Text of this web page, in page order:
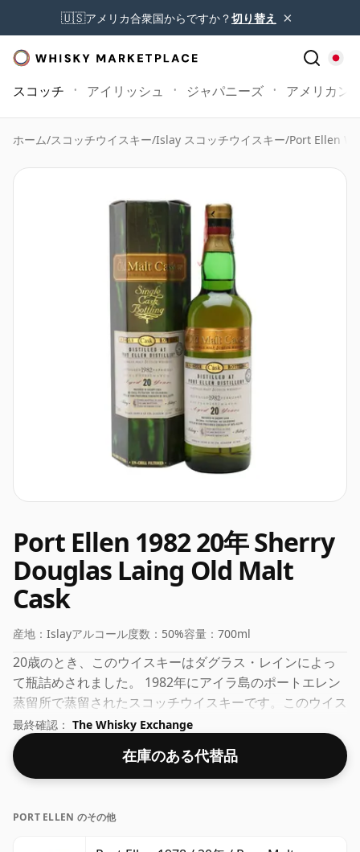
🇺🇸アメリカ合衆国からですか？切り替え ×
スコッチ アイリッシュ ジャパニーズ アメリカン
ホーム/スコッチウイスキー/Islay スコッチウイスキー/Port Ellen
Port Ellen 1982 20年 Sherry
Douglas Laing Old Malt
Cask
産地： Islayアルコール度数： 50%容量： 700ml
20歳のとき、このウイスキーはダグラス・レインによっ
て瓶詰めされました。 1982年にアイラ島のポートエレン
蒸留所で蒸留されたスコッチウイスキーです。このウイス
キーのアルコール度数は嬉しい50%です。
最終確認： The Whisky Exchange
在庫のある代替品
PORT ELLEN のその他